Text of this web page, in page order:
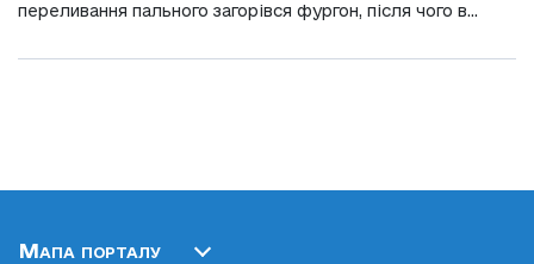
переливання пального загорівся фургон, після чого в...
Мапа порталу